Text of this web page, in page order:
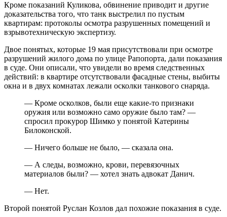
Кроме показаний Куликова, обвинение приводит и другие
доказательства того, что танк выстрелил по пустым
квартирам: протоколы осмотра разрушенных помещений и
взрывотехническую экспертизу.
Двое понятых, которые 19 мая присутствовали при осмотре
разрушений жилого дома по улице Рапопорта, дали показания
в суде. Они описали, что увидели во время следственных
действий: в квартире отсутствовали фасадные стены, выбиты
окна и в двух комнатах лежали осколки танкового снаряда.
— Кроме осколков, были еще какие-то признаки
оружия или возможно само оружие было там? —
спросил прокурор Шимко у понятой Катерины
Билоконской.
— Ничего больше не было, — сказала она.
— А следы, возможно, крови, перевязочных
материалов были? — хотел знать адвокат Данич.
— Нет.
Второй понятой Руслан Козлов дал похожие показания в суде.